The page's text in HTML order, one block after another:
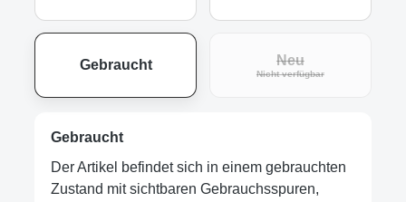
Gebraucht Neu
Nicht verfügbar(Diese Option ist
Gebraucht
Der Artikel befindet sich in einem gebrauchten
Zustand mit sichtbaren Gebrauchsspuren,